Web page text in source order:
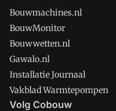
Bouwmachines.nl
BouwMonitor
Bouwwetten.nl
Gawalo.nl
Installatie Journaal
Vakblad Warmtepompen
Volg Cobouw